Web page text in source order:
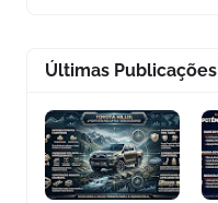
Últimas Publicações